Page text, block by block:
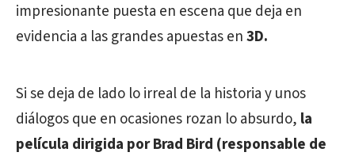
impresionante puesta en escena que deja en
evidencia a las grandes apuestas en3D.
Si se deja de lado lo irreal de la historia y unos
diálogos que en ocasiones rozan lo absurdo, la
película dirigida por Brad Bird (responsable de